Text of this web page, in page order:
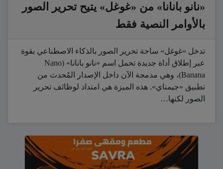
«نانو بانانا» من «غوغل» يتيح تحرير الصور
بالأوامر النصية فقط
تدخل «غوغل» ساحة تحرير الصور بالذكاء الاصطناعي بقوة
عبر إطلاق أداة جديدة تحمل اسم «نانو بانانا» (Nano
Banana)، وهي مدمجة الآن داخل الإصدار المُحدث من
تطبيق «جيمناي». هذه الميزة هي امتداد لوظائف تحرير
الصور لكنها…